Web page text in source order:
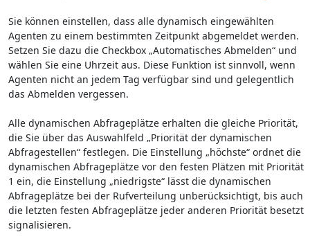
Sie können einstellen, dass alle dynamisch eingewählten
Agenten zu einem bestimmten Zeitpunkt abgemeldet werden.
Setzen Sie dazu die Checkbox „Automatisches Abmelden“ und
wählen Sie eine Uhrzeit aus. Diese Funktion ist sinnvoll, wenn
Agenten nicht an jedem Tag verfügbar sind und gelegentlich
das Abmelden vergessen.
Alle dynamischen Abfrageplätze erhalten die gleiche Priorität,
die Sie über das Auswahlfeld „Priorität der dynamischen
Abfragestellen“ festlegen. Die Einstellung „höchste“ ordnet die
dynamischen Abfrageplätze vor den festen Plätzen mit Priorität
1 ein, die Einstellung „niedrigste“ lässt die dynamischen
Abfrageplätze bei der Rufverteilung unberücksichtigt, bis auch
die letzten festen Abfrageplätze jeder anderen Priorität besetzt
signalisieren.